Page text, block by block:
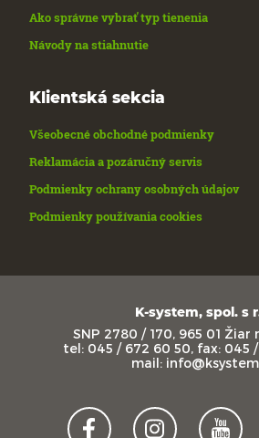
Ako správne vybrať typ tienenia
Návody na stiahnutie
Klientská sekcia
Všeobecné obchodné podmienky
Reklamácia a pozáručný servis
Podmienky ochrany osobných údajov
Podmienky používania cookies
K-system, spol. s
SNP 2780 / 170, 965 01 Žiar
tel: 045 / 672 60 50, fax: 045
mail: